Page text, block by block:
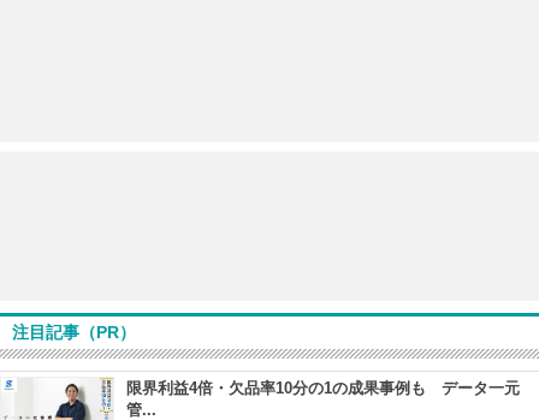
注目記事（PR）
限界利益4倍・欠品率10分の1の成果事例も データ一元
管...